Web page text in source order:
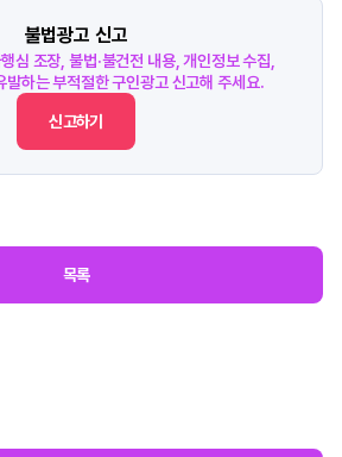
불법광고 신고
심 조장, 불법·불건전 내용, 개인정보 수집,
발하는 부적절한 구인광고 신고해 주세요.
신고하기
목록